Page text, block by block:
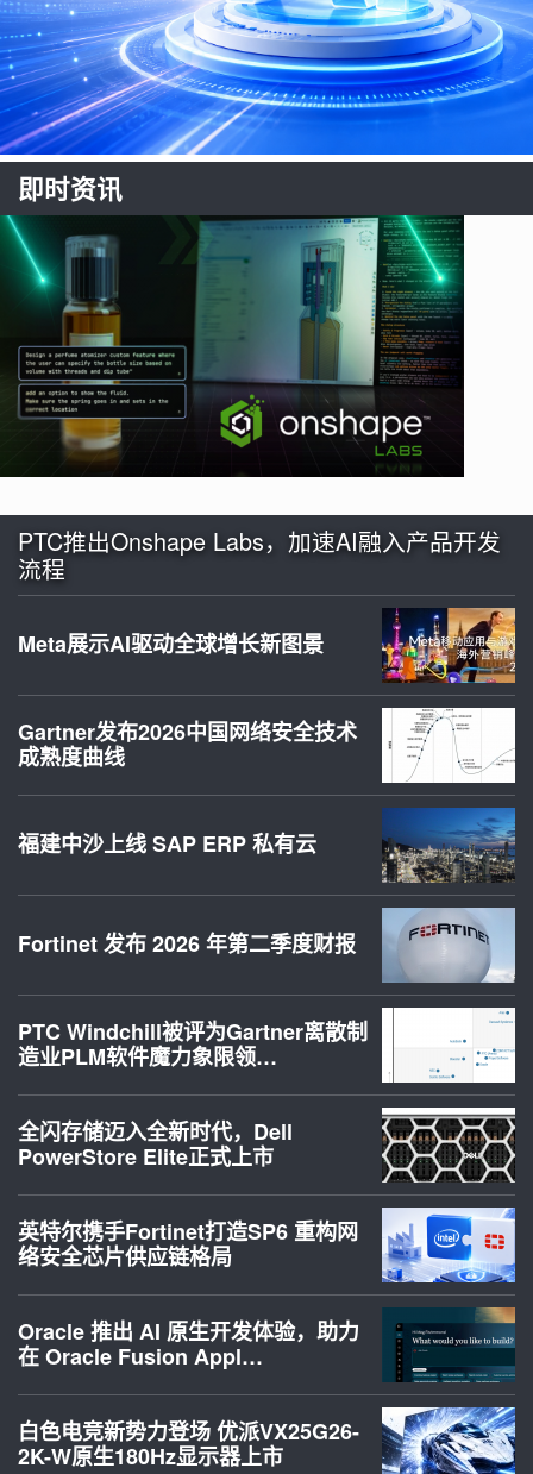
即时资讯
PTC推出Onshape Labs，加速AI融入产品开发
流程
Meta展示AI驱动全球增长新图景
Gartner发布2026中国网络安全技术
成熟度曲线
福建中沙上线 SAP ERP 私有云
Fortinet 发布 2026 年第二季度财报
PTC Windchill被评为Gartner离散制
造业PLM软件魔力象限领…
全闪存储迈入全新时代，Dell
PowerStore Elite正式上市
英特尔携手Fortinet打造SP6 重构网
络安全芯片供应链格局
Oracle 推出 AI 原生开发体验，助力
在 Oracle Fusion Appl…
白色电竞新势力登场 优派VX25G26-
2K-W原生180Hz显示器上市